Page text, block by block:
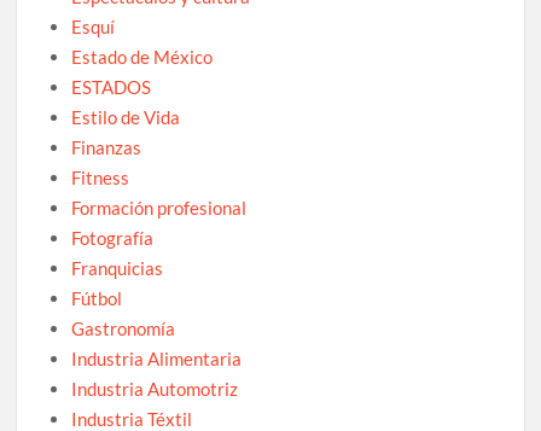
Esquí
Estado de México
ESTADOS
Estilo de Vida
Finanzas
Fitness
Formación profesional
Fotografía
Franquicias
Fútbol
Gastronomía
Industria Alimentaria
Industria Automotriz
Industria Téxtil